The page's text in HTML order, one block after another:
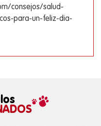
consejos/salud-
para-un-feliz-dia-